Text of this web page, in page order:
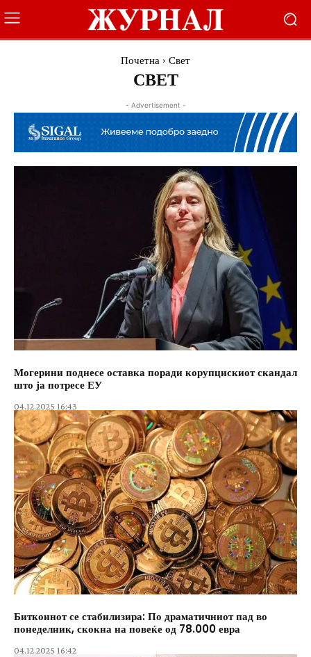
Почетна Свет
СВЕТ
- Advertisement -
Могерини поднесе оставка поради корупцискиот скандал
што ја потресе ЕУ
04.12.2025 16:43
Биткоинот се стабилизира: По драматичниот пад во
понеделник, скокна на повеќе од 78.000 евра
04.12.2025 16:42